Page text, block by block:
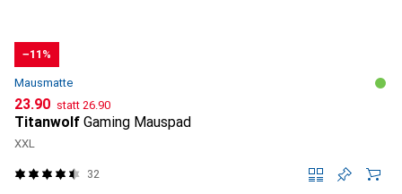
−11%
Mausmatte
CHF
23.90 statt CHF
26.90
Titanwolf Gaming Mauspad
XXL
32